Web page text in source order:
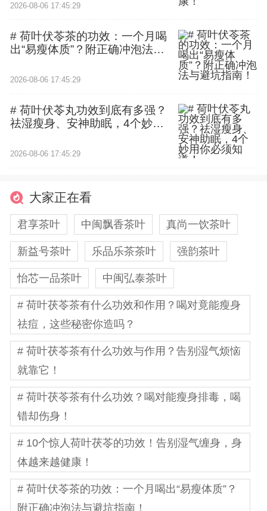
2026-08-06 17:45:29
# 荷叶伏苓茶的功效：一个月喝
出“易瘦体质”？附正确冲泡法与
2026-08-06 17:45:29
# 荷叶伏苓丸功效到底有多强？
祛湿瘦身、安神助眠，4个妙用
2026-08-06 17:45:29
大家正在看
君享茶叶 中闽飘香茶叶 真尚一饮茶叶
新益号茶叶 乐品乐茶茶叶 强韵茶叶
怡芯一品茶叶 中闽弘泰茶叶
# 荷叶茯苓茶有什么功效和作用？喝对竟能瘦身
祛痘，这些秘密你造吗？
# 荷叶茯苓茶有什么功效与作用？告别湿气烦恼
就靠它！
# 荷叶茯苓茶有什么功效？喝对能瘦身排毒，喝
错却伤身！
# 10个惊人荷叶茯苓的功效！告别湿气缠身，身
体越来越健康！
# 荷叶伏苓茶的功效：一个月喝出“易瘦体质”？
附正确冲泡法与避坑指南！